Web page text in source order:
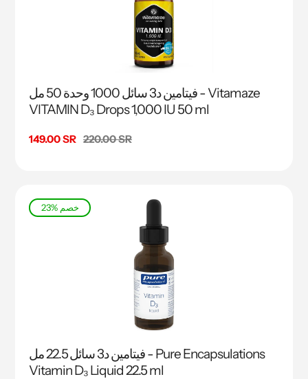
فيتامين د3 سائل 1000 وحدة 50 مل - Vitamaze
VITAMIN D₃ Drops 1,000 IU 50 ml
سعر
149.00 SR السعر
220.00 SR
23% خصم
فيتامين د3 سائل 22.5 مل - Pure Encapsulations
Vitamin D₃ Liquid 22.5 ml